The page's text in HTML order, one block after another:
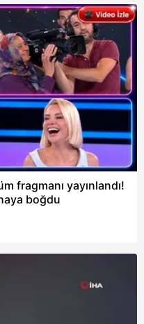
fragmanı yayınlandı!
boğdu